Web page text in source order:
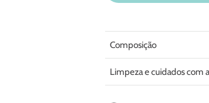
Composição
Limpeza e cuidados com